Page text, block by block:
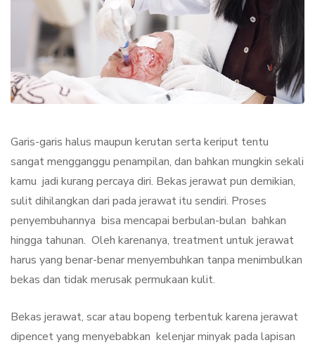
Garis-garis halus maupun kerutan serta keriput tentu
sangat mengganggu penampilan, dan bahkan mungkin sekali
kamu jadi kurang percaya diri. Bekas jerawat pun demikian,
sulit dihilangkan dari pada jerawat itu sendiri. Proses
penyembuhannya bisa mencapai berbulan-bulan bahkan
hingga tahunan. Oleh karenanya, treatment untuk jerawat
harus yang benar-benar menyembuhkan tanpa menimbulkan
bekas dan tidak merusak permukaan kulit.
Bekas jerawat, scar atau bopeng terbentuk karena jerawat
dipencet yang menyebabkan kelenjar minyak pada lapisan